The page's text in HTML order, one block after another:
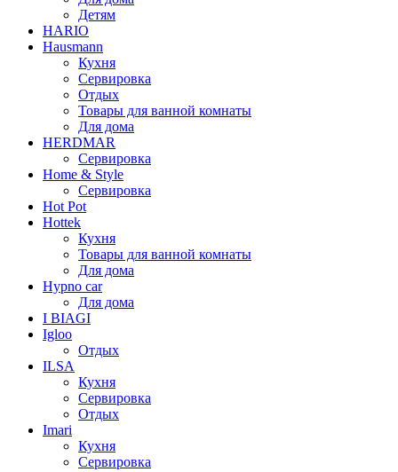
Детям
HARIO
Hausmann
Кухня
Сервировка
Отдых
Товары для ванной комнаты
Для дома
HERDMAR
Сервировка
Home & Style
Сервировка
Hot Pot
Hottek
Кухня
Товары для ванной комнаты
Для дома
Hypno car
Для дома
I BIAGI
Igloo
Отдых
ILSA
Кухня
Сервировка
Отдых
Imari
Кухня
Сервировка